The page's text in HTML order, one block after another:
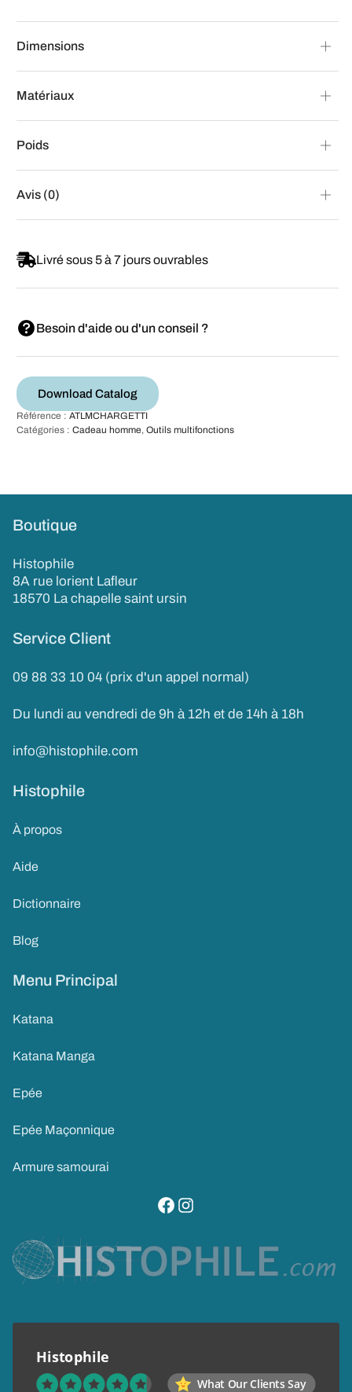
Dimensions
Matériaux
Poids
Avis (0)
Livré sous 5 à 7 jours ouvrables
Besoin d'aide ou d'un conseil ?
Download Catalog
Référence : ATLMCHARGETTI
Catégories : Cadeau homme, Outils multifonctions
Boutique
Histophile
8A rue lorient Lafleur
18570 La chapelle saint ursin
Service Client
09 88 33 10 04 (prix d'un appel normal)
Du lundi au vendredi de 9h à 12h et de 14h à 18h
info@histophile.com
Histophile
À propos
Aide
Dictionnaire
Blog
Menu Principal
Katana
Katana Manga
Epée
Epée Maçonnique
Armure samourai
visitez notre page facebook
suivez notre compte instagram
Histophile
What Our Clients Say